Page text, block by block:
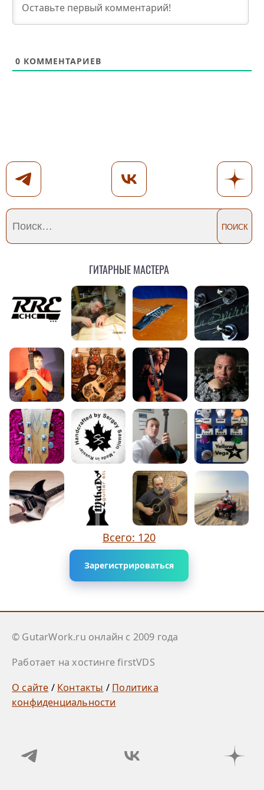
0 КОММЕНТАРИЕВ
Гитарные мастера
Всего: 120
Зарегистрироваться
© GutarWork.ru онлайн c 2009 года
Работает на хостинге firstVDS
О сайте / Контакты / Политика
конфиденциальности